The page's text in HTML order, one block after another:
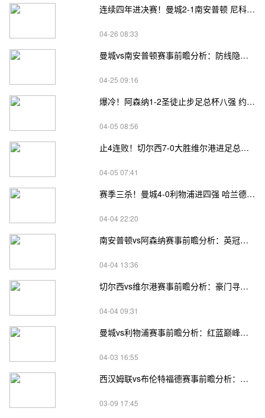
连续四年进决赛！曼城2-1南安普顿 尼科世界波绝杀多库破门
04-26 08:33
曼城vs南安普顿赛事前瞻分析：防线隐患VS反击锋芒
04-25 09:16
爆冷！阿森纳1-2圣徒止步足总杯八强 约克雷斯破门难救主加布伤退
04-05 08:56
止4连败！切尔西7-0大胜维尔港进足总杯4强 埃斯特旺传射+两中柱
04-05 07:41
赛季三杀！曼城4-0利物浦进四强 哈兰德戴帽萨拉赫失点+失单刀
04-04 22:20
南安普顿vs阿森纳赛事前瞻分析：英冠黑马遇英超领头羊，单场决胜悬念拉满
04-04 13:36
切尔西vs维尔港赛事前瞻分析：豪门寻突破，黑马冲传奇
04-04 09:31
曼城vs利物浦赛事前瞻分析：红蓝巅峰对决17连胜VS客场救赎，宿命之争再启
04-03 16:55
西汉姆联vs布伦特福德赛事前瞻分析：西汉姆联展现出强大的调整能力
03-09 17:45